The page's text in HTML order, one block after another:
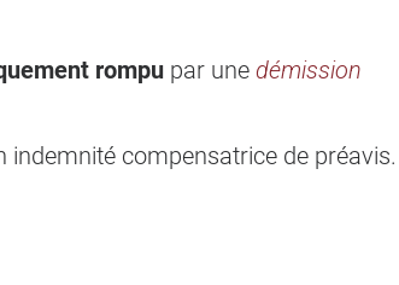
rompupar une démission
indemnité compensatrice de préavis.